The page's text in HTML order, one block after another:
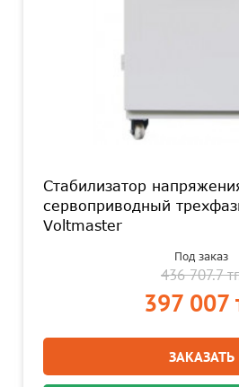
Стабилизатор
сервоприводный
Voltmaster
Под заказ
436 707.7
397 007
ЗАКАЗАТЬ